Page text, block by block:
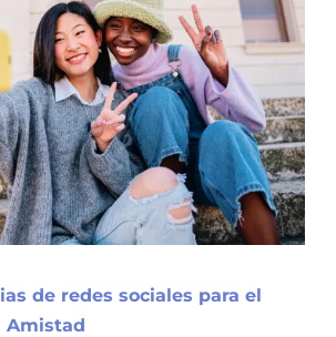
de redes sociales para el
Amistad